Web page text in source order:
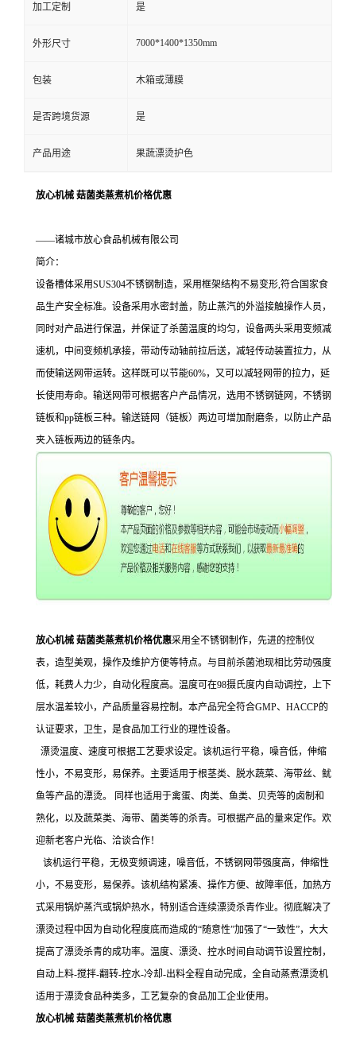
加工定制 是
外形尺寸 7000*1400*1350mm
包装 木箱或薄膜
是否跨境货源 是
产品用途 果蔬漂烫护色
放心机械 菇菌类蒸煮机价格优惠
——诸城市放心食品机械有限公司
简介：
设备槽体采用SUS304不锈钢制造，采用框架结构不易变形,符合国家食
品生产安全标准。设备采用水密封盖，防止蒸汽的外溢接触操作人员，
同时对产品进行保温，并保证了杀菌温度的均匀，设备两头采用变频减
速机，中间变频机承接，带动传动轴前拉后送，减轻传动装置拉力，从
而使输送网带运转。这样既可以节能60%，又可以减轻网带的拉力，延
长使用寿命。输送网带可根据客户产品情况，选用不锈钢链网，不锈钢
链板和pp链板三种。输送链网（链板）两边可增加耐磨条，以防止产品
夹入链板两边的链条内。
放心机械 菇菌类蒸煮机价格优惠采用全不锈钢制作，先进的控制仪
表，造型美观，操作及维护方便等特点。与目前杀菌池现相比劳动强度
低，耗费人力少，自动化程度高。温度可在98摄氏度内自动调控，上下
层水温差较小，产品质量容易控制。本产品完全符合GMP、HACCP的
认证要求，卫生，是食品加工行业的理性设备。
漂烫温度、速度可根据工艺要求设定。该机运行平稳，噪音低，伸缩
性小，不易变形，易保养。主要适用于根茎类、脱水蔬菜、海带丝、鱿
鱼等产品的漂烫。 同样也适用于禽蛋、肉类、鱼类、贝壳等的卤制和
熟化，以及蔬菜类、海带、菌类等的杀青。可根据产品的量来定作。欢
迎新老客户光临、洽谈合作！
该机运行平稳，无极变频调速，噪音低，不锈钢网带强度高，伸缩性
小，不易变形，易保养。该机结构紧凑、操作方便、故障率低，加热方
式采用锅炉蒸汽或锅炉热水，特别适合连续漂烫杀青作业。彻底解决了
漂烫过程中因为自动化程度底而造成的“随意性”加强了“一致性”，大大
提高了漂烫杀青的成功率。温度、漂烫、控水时间自动调节设置控制，
自动上料-搅拌-翻转-控水-冷却-出料全程自动完成，全自动蒸煮漂烫机
适用于漂烫食品种类多，工艺复杂的食品加工企业使用。
放心机械 菇菌类蒸煮机价格优惠